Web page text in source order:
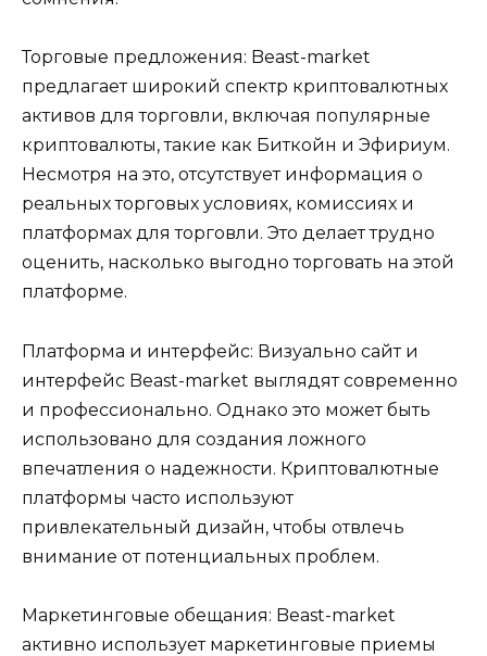
Торговые предложения: Beast-market
предлагает широкий спектр криптовалютных
активов для торговли, включая популярные
криптовалюты, такие как Биткойн и Эфириум.
Несмотря на это, отсутствует информация о
реальных торговых условиях, комиссиях и
платформах для торговли. Это делает трудно
оценить, насколько выгодно торговать на этой
платформе.
Платформа и интерфейс: Визуально сайт и
интерфейс Beast-market выглядят современно
и профессионально. Однако это может быть
использовано для создания ложного
впечатления о надежности. Криптовалютные
платформы часто используют
привлекательный дизайн, чтобы отвлечь
внимание от потенциальных проблем.
Маркетинговые обещания: Beast-market
активно использует маркетинговые приемы